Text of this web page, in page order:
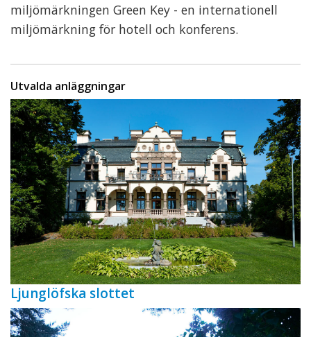
miljömärkningen Green Key - en internationell
miljömärkning för hotell och konferens.
Utvalda anläggningar
Ljunglöfska slottet